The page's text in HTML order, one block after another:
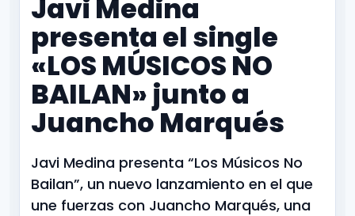
Javi Medina
presenta el single
«LOS MÚSICOS NO
BAILAN» junto a
Juancho Marqués
Javi Medina presenta “Los Músicos No
Bailan”, un nuevo lanzamiento en el que
une fuerzas con Juancho Marqués, una